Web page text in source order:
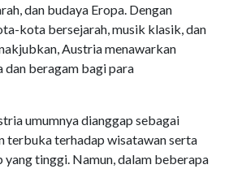
dan budaya Eropa. Dengan
kota bersejarah, musik klasik, dan
Austria menawarkan
dan beragam bagi para
umumnya dianggap sebagai
terbuka terhadap wisatawan serta
tinggi. Namun, dalam beberapa